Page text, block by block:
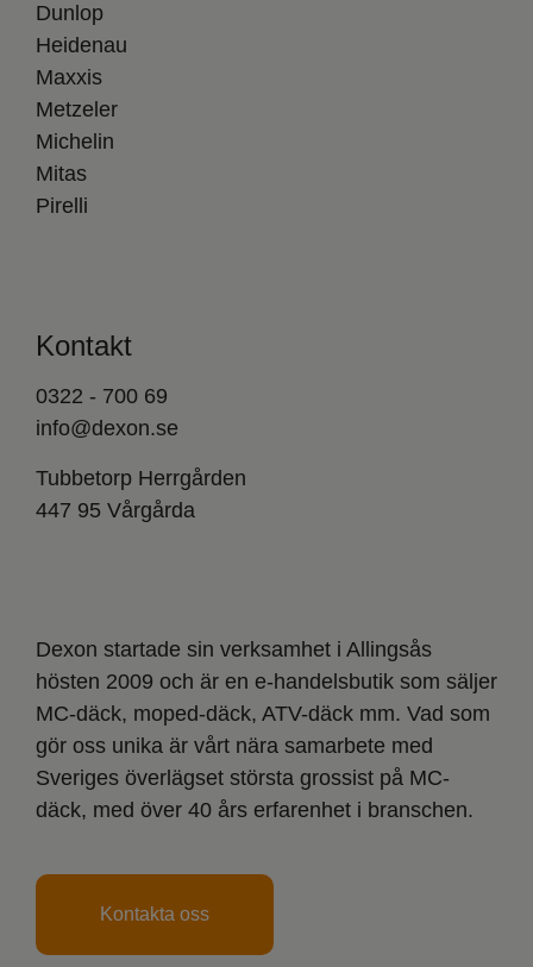
Dunlop
Heidenau
Maxxis
Metzeler
Michelin
Mitas
Pirelli
Kontakt
0322 - 700 69
info@dexon.se
Tubbetorp Herrgården
447 95 Vårgårda
Dexon startade sin verksamhet i Allingsås
hösten 2009 och är en e-handelsbutik som säljer
MC-däck, moped-däck, ATV-däck mm. Vad som
gör oss unika är vårt nära samarbete med
Sveriges överlägset största grossist på MC-
däck, med över 40 års erfarenhet i branschen.
Kontakta oss